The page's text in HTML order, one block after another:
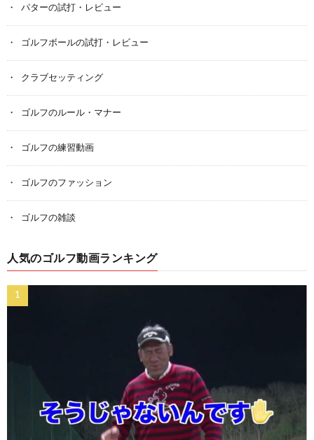
パターの試打・レビュー
ゴルフボールの試打・レビュー
クラブセッティング
ゴルフのルール・マナー
ゴルフの練習動画
ゴルフのファッション
ゴルフの雑談
人気のゴルフ動画ランキング